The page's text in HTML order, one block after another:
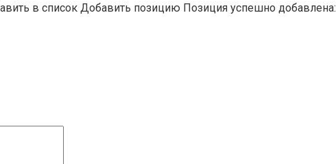
в список Добавить позицию Позиция успешно добавлена: